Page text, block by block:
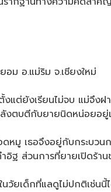
ม อ.แม่ริม จ.เชียงใหม่
งแต่ยังเรียนไม่จบ แม่จึ
ำลังตบตีกับยายนิดหน่อ
ดหมู เธอจึงอยู่กับกระบว
ฐ ส่วนการที่ยายเปิดร้าน
วัยเด็กที่แลดูไม่ปกติเช่น